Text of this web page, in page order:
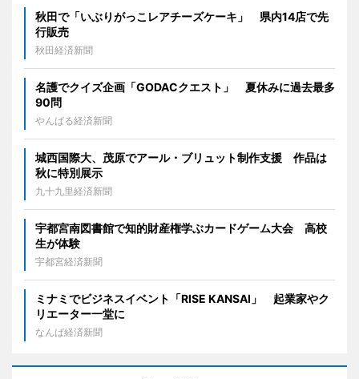
秋田で「いぶりがっこレアチーズケーキ」 県内14店で先
行販売
秋田経済新聞
名護でクイズ企画「GODACクエスト」 夏休みに過去最多
90問
やんばる経済新聞
城西国際大、茂原でアール・ブリュット制作支援 作品は
秋に特別展示
九十九里経済新聞
宇都宮南図書館で知的財産権学ぶカードゲーム大会 高校
生が体験
宇都宮経済新聞
ミナミでビジネスイベント「RISE KANSAI」 起業家やク
リエーター一堂に
なんば経済新聞